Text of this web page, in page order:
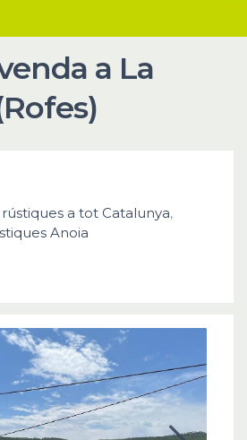
a La
rústiques a tot Catalunya,
Anoia